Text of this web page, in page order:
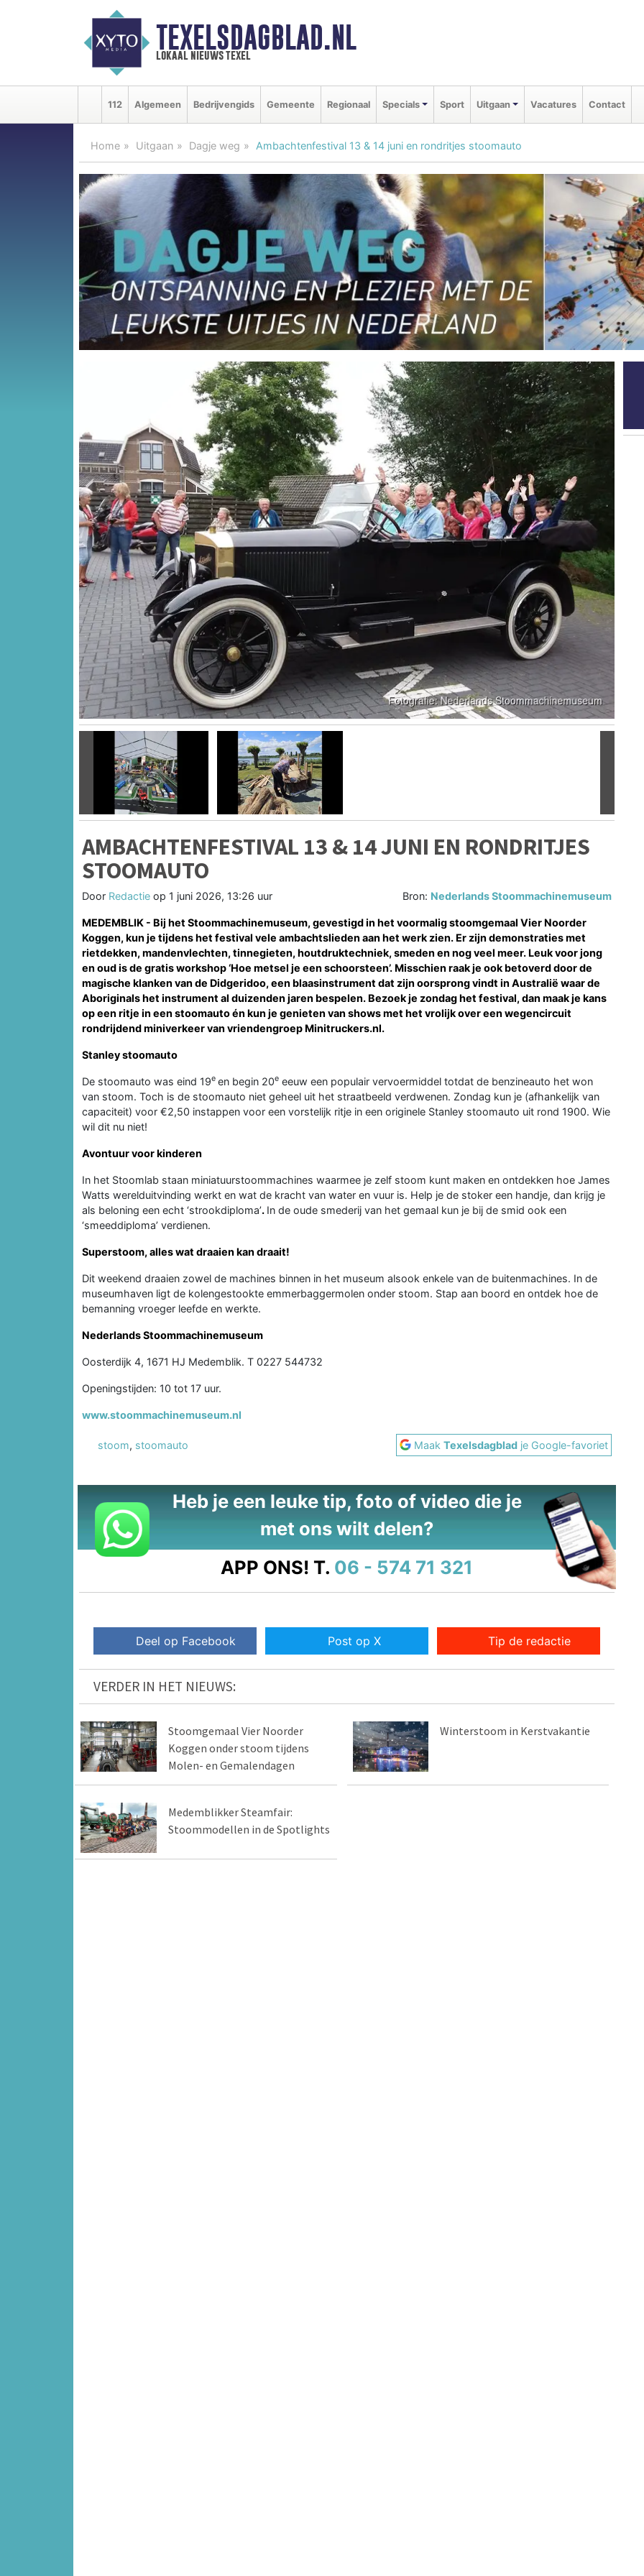
TEXELSDAGBLAD.NL
lokaal nieuws texel
112 Algemeen Bedrijvengids Gemeente Regionaal Specials Sport Uitgaan Vacatures Contact
Home Uitgaan Dagje weg Ambachtenfestival 13 & 14 juni en rondritjes stoomauto
Vorige
AMBACHTENFESTIVAL 13 & 14 JUNI EN RONDRITJES
STOOMAUTO
Door Redactie op 1 juni 2026, 13:26 uur Bron: Nederlands Stoommachinemuseum
MEDEMBLIK - Bij het Stoommachinemuseum, gevestigd in het voormalig stoomgemaal Vier Noorder
Koggen, kun je tijdens het festival vele ambachtslieden aan het werk zien. Er zijn demonstraties met
rietdekken, mandenvlechten, tinnegieten, houtdruktechniek, smeden en nog veel meer. Leuk voor jong
en oud is de gratis workshop ‘Hoe metsel je een schoorsteen’. Misschien raak je ook betoverd door de
magische klanken van de Didgeridoo, een blaasinstrument dat zijn oorsprong vindt in Australië waar de
Aboriginals het instrument al duizenden jaren bespelen. Bezoek je zondag het festival, dan maak je kans
op een ritje in een stoomauto én kun je genieten van shows met het vrolijk over een wegencircuit
rondrijdend miniverkeer van vriendengroep Minitruckers.nl.
Stanley stoomauto
De stoomauto was eind 19e en begin 20e eeuw een populair vervoermiddel totdat de benzineauto het won
van stoom. Toch is de stoomauto niet geheel uit het straatbeeld verdwenen. Zondag kun je (afhankelijk van
capaciteit) voor €2,50 instappen voor een vorstelijk ritje in een originele Stanley stoomauto uit rond 1900. Wie
wil dit nu niet!
Avontuur voor kinderen
In het Stoomlab staan miniatuurstoommachines waarmee je zelf stoom kunt maken en ontdekken hoe James
Watts werelduitvinding werkt en wat de kracht van water en vuur is. Help je de stoker een handje, dan krijg je
als beloning een echt ‘strookdiploma’. In de oude smederij van het gemaal kun je bij de smid ook een
‘smeeddiploma’ verdienen.
Superstoom, alles wat draaien kan draait!
Dit weekend draaien zowel de machines binnen in het museum alsook enkele van de buitenmachines. In de
museumhaven ligt de kolengestookte emmerbaggermolen onder stoom. Stap aan boord en ontdek hoe de
bemanning vroeger leefde en werkte.
Nederlands Stoommachinemuseum
Oosterdijk 4, 1671 HJ Medemblik. T 0227 544732
Openingstijden: 10 tot 17 uur.
www.stoommachinemuseum.nl
stoom, stoomauto MaakTexelsdagblad je Google-favoriet
Heb je een leuke tip, foto of video die je
met ons wilt delen?
APP ONS! T. 06 - 574 71 321
Deel op Facebook Post op X Tip de redactie
VERDER IN HET NIEUWS:
Stoomgemaal Vier Noorder
Koggen onder stoom tijdens
Molen- en Gemalendagen
Winterstoom in Kerstvakantie
Medemblikker Steamfair:
Stoommodellen in de Spotlights